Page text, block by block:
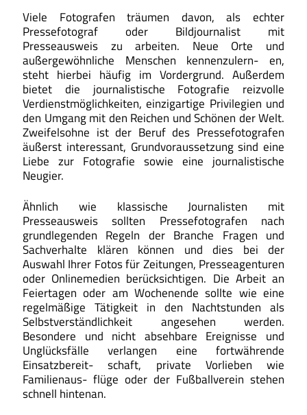
Viele Fotografen träumen davon, als echter
Pressefotograf oder Bildjournalist mit
Presseausweis zu arbeiten. Neue Orte und
außergewöhnliche Menschen kennenzulern- en,
steht hierbei häufig im Vordergrund. Außerdem
bietet die journalistische Fotografie reizvolle
Verdienstmöglichkeiten, einzigartige Privilegien und
den Umgang mit den Reichen und Schönen der Welt.
Zweifelsohne ist der Beruf des Pressefotografen
äußerst interessant, Grundvoraussetzung sind eine
Liebe zur Fotografie sowie eine journalistische
Neugier.
Ähnlich wie klassische Journalisten mit
Presseausweis sollten Pressefotografen nach
grundlegenden Regeln der Branche Fragen und
Sachverhalte klären können und dies bei der
Auswahl Ihrer Fotos für Zeitungen, Presseagenturen
oder Onlinemedien berücksichtigen. Die Arbeit an
Feiertagen oder am Wochenende sollte wie eine
regelmäßige Tätigkeit in den Nachtstunden als
Selbstverständlichkeit angesehen werden.
Besondere und nicht absehbare Ereignisse und
Unglücksfälle verlangen eine fortwährende
Einsatzbereit- schaft, private Vorlieben wie
Familienaus- flüge oder der Fußballverein stehen
schnell hintenan.